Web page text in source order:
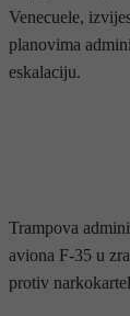
Venecuele,
planovima
eskalaciju.
Trampova
aviona F-35 u
protiv